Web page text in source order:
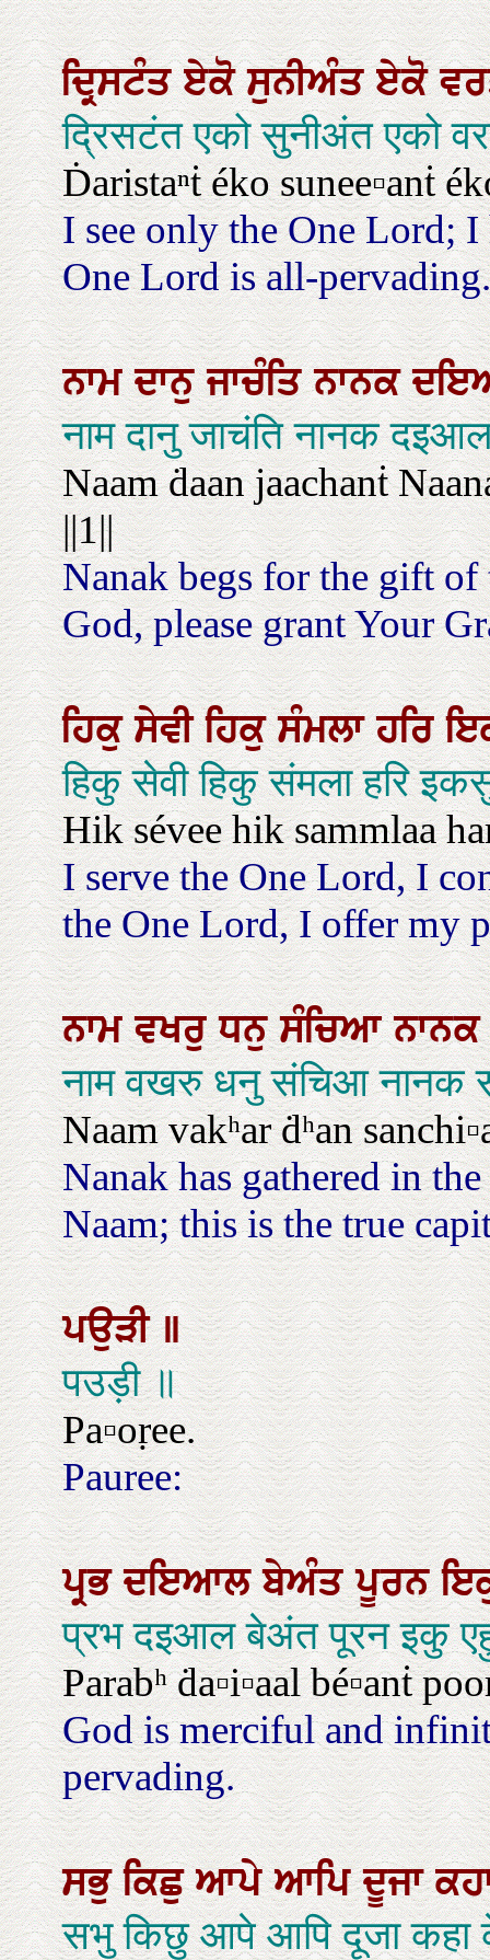
ਦ੍ਰਿਸਟੰਤਏਕੋਸੁਨੀਅੰਤਏਕੋ
द्रिसटंत एको सुनीअंत एको
Ḋaristaⁿṫ éko sunee▫anṫ
I see only the One Lord;
One Lord is all-pervading.
ਨਾਮਦਾਨੁਜਾਚੰਤਿਨਾਨਕ
नाम दानु जाचंति नानक
Naam ḋaan jaachanṫ
||1||
Nanak begs for the gift
God, please grant Your
ਹਿਕੁਸੇਵੀਹਿਕੁਸੰਮਲਾਹਰਿ
हिकु सेवी हिकु संमला हरि
Hik sévee hik sammlaa
I serve the One Lord, I
the One Lord, I offer my
ਨਾਮਵਖਰੁਧਨੁਸੰਚਿਆ
नाम वखरु धनु संचिआ नानक
Naam vakʰar ḋʰan
Nanak has gathered in
Naam; this is the true
ਪਉੜੀ॥
पउड़ी ॥
Pa▫oṛee.
Pauree:
ਪ੍ਰਭਦਇਆਲਬੇਅੰਤਪੂਰਨ
प्रभ दइआल बेअंत पूरन इकु
Parabʰ ḋa▫i▫aal bé▫anṫ
God is merciful and
pervading.
ਸਭੁਕਿਛੁਆਪੇਆਪਿਦੂਜਾ
सभु किछु आपे आपि दूजा कहा